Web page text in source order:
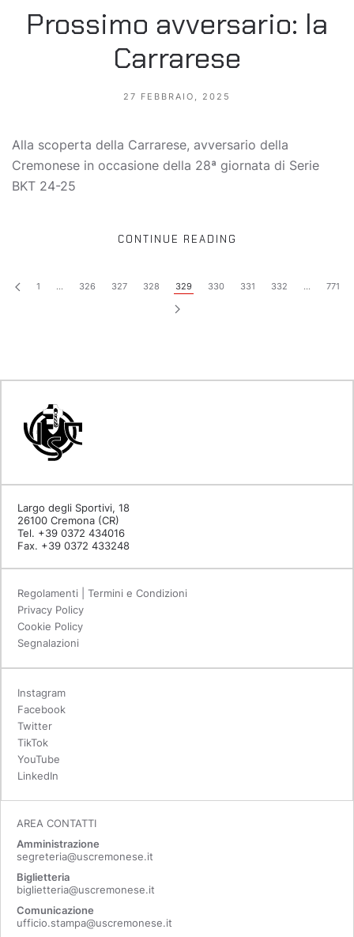
Prossimo avversario: la
Carrarese
27 FEBBRAIO, 2025
Alla scoperta della Carrarese, avversario della
Cremonese in occasione della 28ª giornata di Serie
BKT 24-25
CONTINUE READING
1 … 326 327 328 329 330 331 332 … 771
Largo degli Sportivi, 18
26100 Cremona (CR)
Tel. +39 0372 434016
Fax. +39 0372 433248
Regolamenti | Termini e Condizioni
Privacy Policy
Cookie Policy
Segnalazioni
Instagram
Facebook
Twitter
TikTok
YouTube
LinkedIn
AREA CONTATTI
Amministrazione
segreteria@uscremonese.it
Biglietteria
biglietteria@uscremonese.it
Comunicazione
ufficio.stampa@uscremonese.it